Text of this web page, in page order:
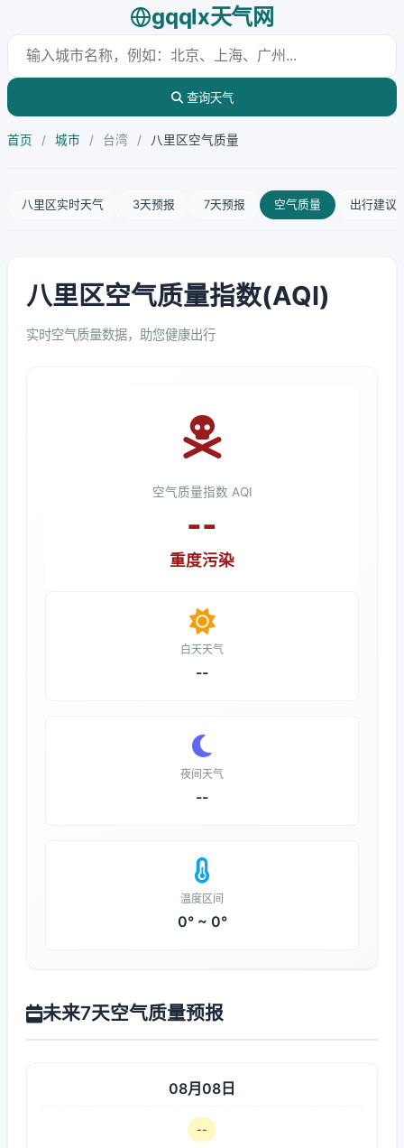
gqqlx天气网
查询天气
首页 / 城市 / 台湾 / 八里区空气质量
八里区实时天气 3天预报 7天预报 空气质量 出行建议
八里区空气质量指数(AQI)
实时空气质量数据，助您健康出行
空气质量指数 AQI
--
重度污染
白天天气
--
夜间天气
--
温度区间
0° ~ 0°
未来7天空气质量预报
08月08日
--